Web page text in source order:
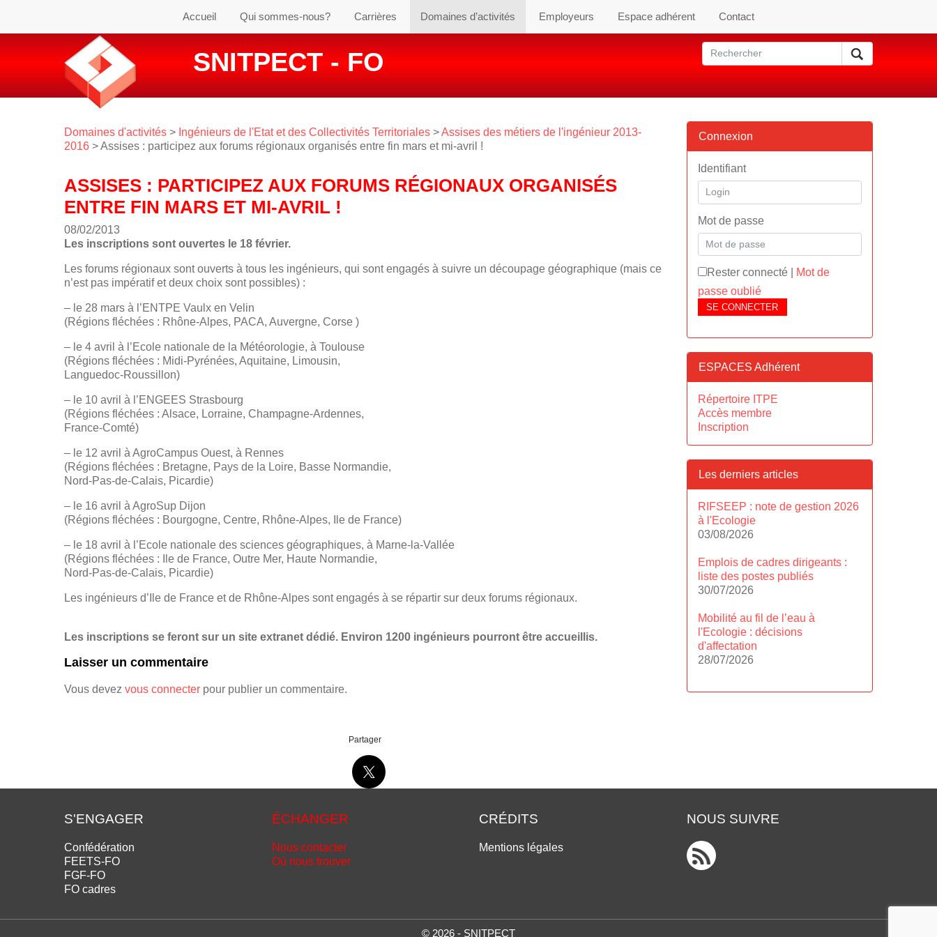
Accueil Qui sommes-nous? Carrières Domaines d’activités Employeurs Espace adhérent Contact
SNITPECT - FO
Domaines d'activités > Ingénieurs de l'Etat et des Collectivités Territoriales >Assises des métiers de l'ingénieur 2013-
2016 > Assises : participez aux forums régionaux organisés entre fin mars et mi-avril !
ASSISES : PARTICIPEZ AUX FORUMS RÉGIONAUX ORGANISÉS
ENTRE FIN MARS ET MI-AVRIL !
08/02/2013
Les inscriptions sont ouvertes le 18 février.
Les forums régionaux sont ouverts à tous les ingénieurs, qui sont engagés à suivre un découpage géographique (mais ce
n’est pas impératif et deux choix sont possibles) :
– le 28 mars à l’ENTPE Vaulx en Velin
(Régions fléchées : Rhône-Alpes, PACA, Auvergne, Corse )
– le 4 avril à l’Ecole nationale de la Météorologie, à Toulouse
(Régions fléchées : Midi-Pyrénées, Aquitaine, Limousin,
Languedoc-Roussillon)
– le 10 avril à l’ENGEES Strasbourg
(Régions fléchées : Alsace, Lorraine, Champagne-Ardennes,
France-Comté)
– le 12 avril à AgroCampus Ouest, à Rennes
(Régions fléchées : Bretagne, Pays de la Loire, Basse Normandie,
Nord-Pas-de-Calais, Picardie)
– le 16 avril à AgroSup Dijon
(Régions fléchées : Bourgogne, Centre, Rhône-Alpes, Ile de France)
– le 18 avril à l’Ecole nationale des sciences géographiques, à Marne-la-Vallée
(Régions fléchées : Ile de France, Outre Mer, Haute Normandie,
Nord-Pas-de-Calais, Picardie)
Les ingénieurs d’Ile de France et de Rhône-Alpes sont engagés à se répartir sur deux forums régionaux.
Les inscriptions se feront sur un site extranet dédié. Environ 1200 ingénieurs pourront être accueillis.
Laisser un commentaire
Vous devez vous connecter pour publier un commentaire.
Partager
Connexion
Identifiant
Mot de passe
Rester connecté|
Mot de
passe oublié
SE CONNECTER
ESPACES Adhérent
Répertoire ITPE
Accès membre
Inscription
Les derniers articles
RIFSEEP : note de gestion 2026
à l'Ecologie
03/08/2026
Emplois de cadres dirigeants :
liste des postes publiés
30/07/2026
Mobilité au fil de l’eau à
l'Ecologie : décisions
d'affectation
28/07/2026
S'ENGAGER
Confédération
FEETS-FO
FGF-FO
FO cadres
ÉCHANGER
Nous contacter
Où nous trouver
CRÉDITS
Mentions légales
NOUS SUIVRE
© 2026 - SNITPECT